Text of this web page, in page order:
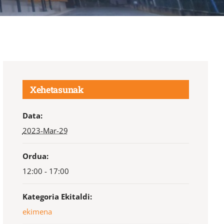
Xehetasunak
Data:
2023-Mar-29
Ordua:
12:00 - 17:00
Kategoria Ekitaldi:
ekimena